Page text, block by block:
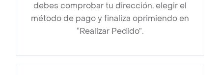
debes comprobar tu dirección, elegir el
método de pago y finaliza oprimiendo en
“Realizar Pedido”.